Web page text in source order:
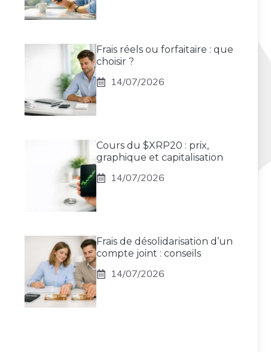
Frais réels ou forfaitaire : que
choisir ?
14/07/2026
Cours du $XRP20 : prix,
graphique et capitalisation
14/07/2026
Frais de désolidarisation d’un
compte joint : conseils
14/07/2026